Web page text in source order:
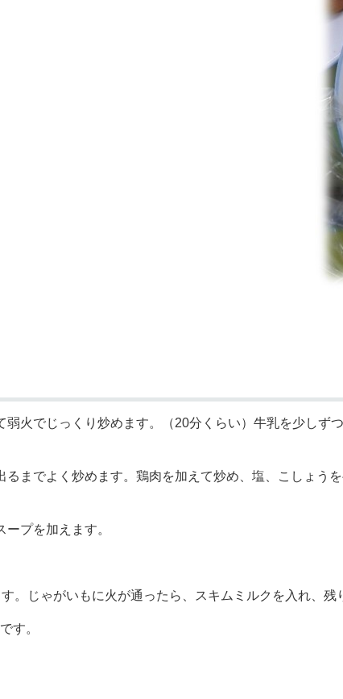
火でじっくり炒めます。（20分くらい）牛乳を少しず
までよく炒めます。鶏肉を加えて炒め、塩、こしょう
プを加えます。
じゃがいもに火が通ったら、スキムミルクを入れ、残
す。